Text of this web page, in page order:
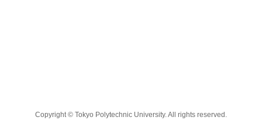
Copyright © Tokyo Polytechnic University. All rights reserved.